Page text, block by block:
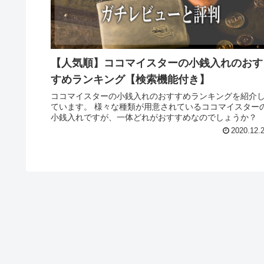
【人気順】ココマイスターの小銭入れのおす
すめランキング【検索機能付き】
ココマイスターの小銭入れのおすすめランキングを紹介し
ています。 様々な種類が用意されているココマイスター
小銭入れですが、一体どれがおすすめなのでしょうか？